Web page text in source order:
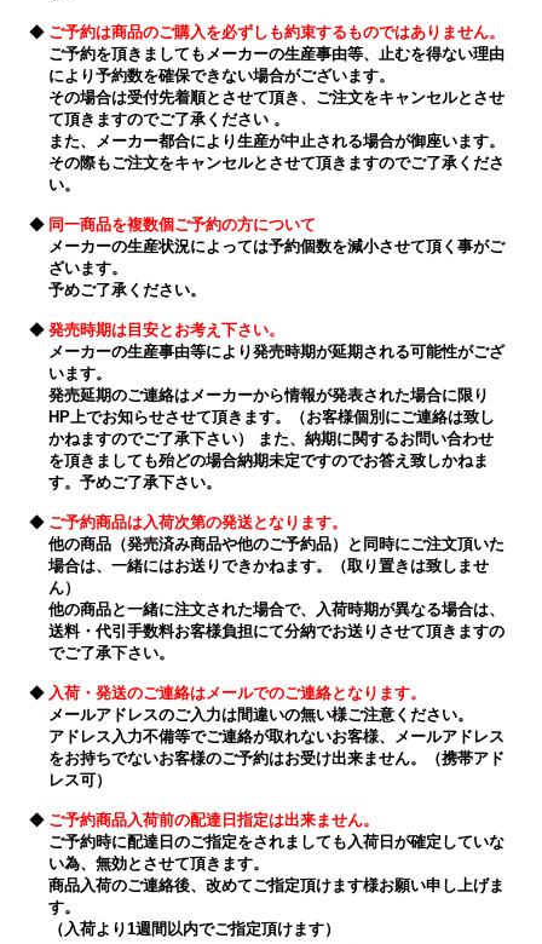
◆ ご予約は商品のご購入を必ずしも約束するものではありません。
ご予約を頂きましてもメーカーの生産事由等、止むを得ない理由
により予約数を確保できない場合がございます。
その場合は受付先着順とさせて頂き、ご注文をキャンセルとさせ
て頂きますのでご了承ください 。
また、メーカー都合により生産が中止される場合が御座います。
その際もご注文をキャンセルとさせて頂きますのでご了承くださ
い。
◆ 同一商品を複数個ご予約の方について
メーカーの生産状況によっては予約個数を減小させて頂く事がご
ざいます。
予めご了承ください。
◆ 発売時期は目安とお考え下さい。
メーカーの生産事由等により発売時期が延期される可能性がござ
います。
発売延期のご連絡はメーカーから情報が発表された場合に限り
HP上でお知らせさせて頂きます。（お客様個別にご連絡は致し
かねますのでご了承下さい） また、納期に関するお問い合わせ
を頂きましても殆どの場合納期未定ですのでお答え致しかねま
す。予めご了承下さい。
◆ ご予約商品は入荷次第の発送となります。
他の商品（発売済み商品や他のご予約品）と同時にご注文頂いた
場合は、一緒にはお送りできかねます。（取り置きは致しませ
ん）
他の商品と一緒に注文された場合で、入荷時期が異なる場合は、
送料・代引手数料お客様負担にて分納でお送りさせて頂きますの
でご了承下さい。
◆ 入荷・発送のご連絡はメールでのご連絡となります。
メールアドレスのご入力は間違いの無い様ご注意ください。
アドレス入力不備等でご連絡が取れないお客様、メールアドレス
をお持ちでないお客様のご予約はお受け出来ません。（携帯アド
レス可）
◆ ご予約商品入荷前の配達日指定は出来ません。
ご予約時に配達日のご指定をされましても入荷日が確定していな
い為、無効とさせて頂きます。
商品入荷のご連絡後、改めてご指定頂けます様お願い申し上げま
す。
（入荷より1週間以内でご指定頂けます）